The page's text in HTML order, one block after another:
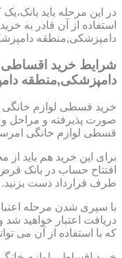
در این مرحله باید
استفاده از آن قادر به
دامپزشکی,منطقه
شرایط خرید اقساطی
دامپزشکی,منطقه
خرید قسطی لوازم خانگی
صورت پذیرفته و مراحل و
قسطی لوازم خانگی
برای این خرید هم باید
افتتاح حساب در بانک
طرف قرارداد دست بزنید.
با سپری شدن مرحله
دریافت اعتبار خواهید
که با استفاده از آن می